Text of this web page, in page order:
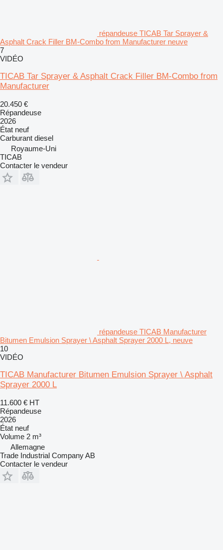
répandeuse TICAB Tar Sprayer &
Asphalt Crack Filler BM-Combo from Manufacturer neuve
7
VIDÉO
TICAB Tar Sprayer & Asphalt Crack Filler BM-Combo from
Manufacturer
20.450 €
Répandeuse
2026
État neuf
Carburant diesel
Royaume-Uni
TICAB
Contacter le vendeur
répandeuse TICAB Manufacturer
Bitumen Emulsion Sprayer \ Asphalt Sprayer 2000 L, neuve
10
VIDÉO
TICAB Manufacturer Bitumen Emulsion Sprayer \ Asphalt
Sprayer 2000 L
11.600 € HT
Répandeuse
2026
État neuf
Volume 2 m³
Allemagne
Trade Industrial Company AB
Contacter le vendeur